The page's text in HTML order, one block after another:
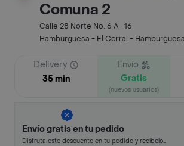
Comuna 2
Calle 28 Norte No. 6 A- 16
Hamburguesa - El Corral - Hamburguesa
Delivery
35 min
Envío
Gratis
(nuevos usuarios)
Envío gratis en tu pedido
Disfruta este descuento en tu pedido y recíbelo